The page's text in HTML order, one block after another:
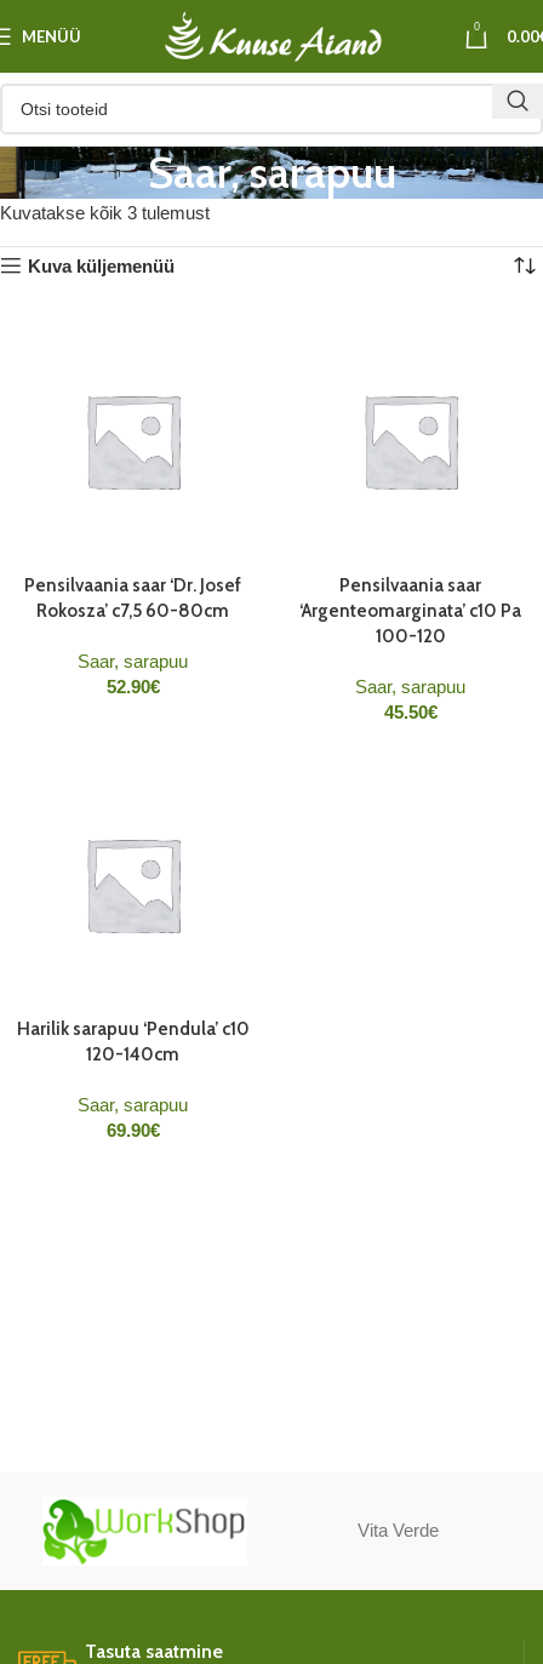
MENÜÜ 0 0.00
Saar, sarapuu
Kuvatakse kõik 3 tulemust
Kuva küljemenüü
Pensilvaania saar ‘Dr. Josef
Rokosza’ c7,5 60-80cm
Saar, sarapuu
52.90€
Pensilvaania saar
‘Argenteomarginata’ c10 Pa
100-120
Saar, sarapuu
45.50€
Harilik sarapuu ‘Pendula’ c10
120-140cm
Saar, sarapuu
69.90€
Vita Verde
Tasuta saatmine